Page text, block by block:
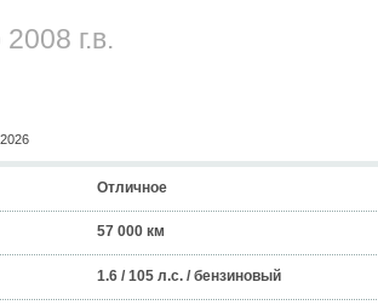
ПАРТНЕРОВ
2008 г.в.
Отличное
57 000 км
1.6 / 105 л.с. / бензиновый